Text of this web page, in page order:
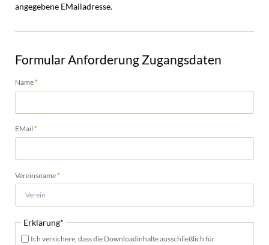
angegebene EMailadresse.
Formular Anforderung Zugangsdaten
Pflichtfeld
Name*
Pflichtfeld
EMail *
Pflichtfeld
Vereinsname*
Pflichtfeld
Erklärung*
Ich versichere, dass die Downloadinhalte ausschließlich für